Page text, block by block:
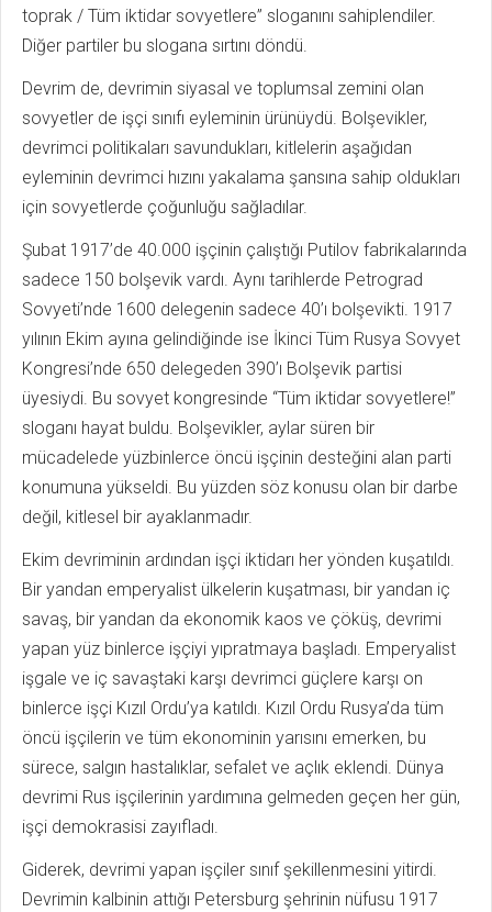
toprak / Tüm iktidar sovyetlere” sloganını sahiplendiler.
Diğer partiler bu slogana sırtını döndü.
Devrim de, devrimin siyasal ve toplumsal zemini olan
sovyetler de işçi sınıfı eyleminin ürünüydü. Bolşevikler,
devrimci politikaları savundukları, kitlelerin aşağıdan
eyleminin devrimci hızını yakalama şansına sahip oldukları
için sovyetlerde çoğunluğu sağladılar.
Şubat 1917’de 40.000 işçinin çalıştığı Putilov fabrikalarında
sadece 150 bolşevik vardı. Aynı tarihlerde Petrograd
Sovyeti’nde 1600 delegenin sadece 40’ı bolşevikti. 1917
yılının Ekim ayına gelindiğinde ise İkinci Tüm Rusya Sovyet
Kongresi’nde 650 delegeden 390’ı Bolşevik partisi
üyesiydi. Bu sovyet kongresinde “Tüm iktidar sovyetlere!”
sloganı hayat buldu. Bolşevikler, aylar süren bir
mücadelede yüzbinlerce öncü işçinin desteğini alan parti
konumuna yükseldi. Bu yüzden söz konusu olan bir darbe
değil, kitlesel bir ayaklanmadır.
Ekim devriminin ardından işçi iktidarı her yönden kuşatıldı.
Bir yandan emperyalist ülkelerin kuşatması, bir yandan iç
savaş, bir yandan da ekonomik kaos ve çöküş, devrimi
yapan yüz binlerce işçiyi yıpratmaya başladı. Emperyalist
işgale ve iç savaştaki karşı devrimci güçlere karşı on
binlerce işçi Kızıl Ordu’ya katıldı. Kızıl Ordu Rusya’da tüm
öncü işçilerin ve tüm ekonominin yarısını emerken, bu
sürece, salgın hastalıklar, sefalet ve açlık eklendi. Dünya
devrimi Rus işçilerinin yardımına gelmeden geçen her gün,
işçi demokrasisi zayıfladı.
Giderek, devrimi yapan işçiler sınıf şekillenmesini yitirdi.
Devrimin kalbinin attığı Petersburg şehrinin nüfusu 1917